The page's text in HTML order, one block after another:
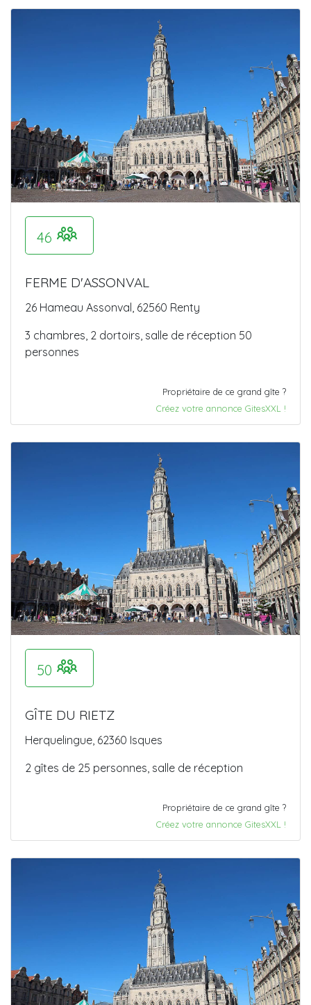
46
FERME D'ASSONVAL
26 Hameau Assonval, 62560 Renty
3 chambres, 2 dortoirs, salle de réception 50
personnes
Propriétaire de ce grand gîte ?
Créez votre annonce GitesXXL !
50
GÎTE DU RIETZ
Herquelingue, 62360 Isques
2 gîtes de 25 personnes, salle de réception
Propriétaire de ce grand gîte ?
Créez votre annonce GitesXXL !